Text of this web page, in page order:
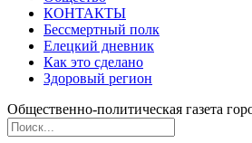
КОНТАКТЫ
Бессмертный полк
Елецкий дневник
Как это сделано
Здоровый регион
Общественно-политическая газета